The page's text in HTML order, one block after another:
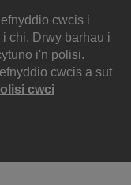
cwcis i
chi. Drwy barhau i
i'n polisi.
cwcis a sut
cwci